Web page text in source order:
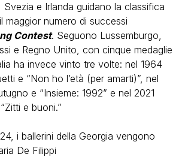
e Irlanda guidano la classifica
maggior numero di successi
Contest. Seguono Lussemburgo,
e Regno Unito, con cinque medaglie
ha invece vinto tre volte: nel 1964
e “Non ho l’età (per amarti)”, nel
e “Insieme: 1992” e nel 2021
e buoni.”
i ballerini della Georgia vengono
De Filippi